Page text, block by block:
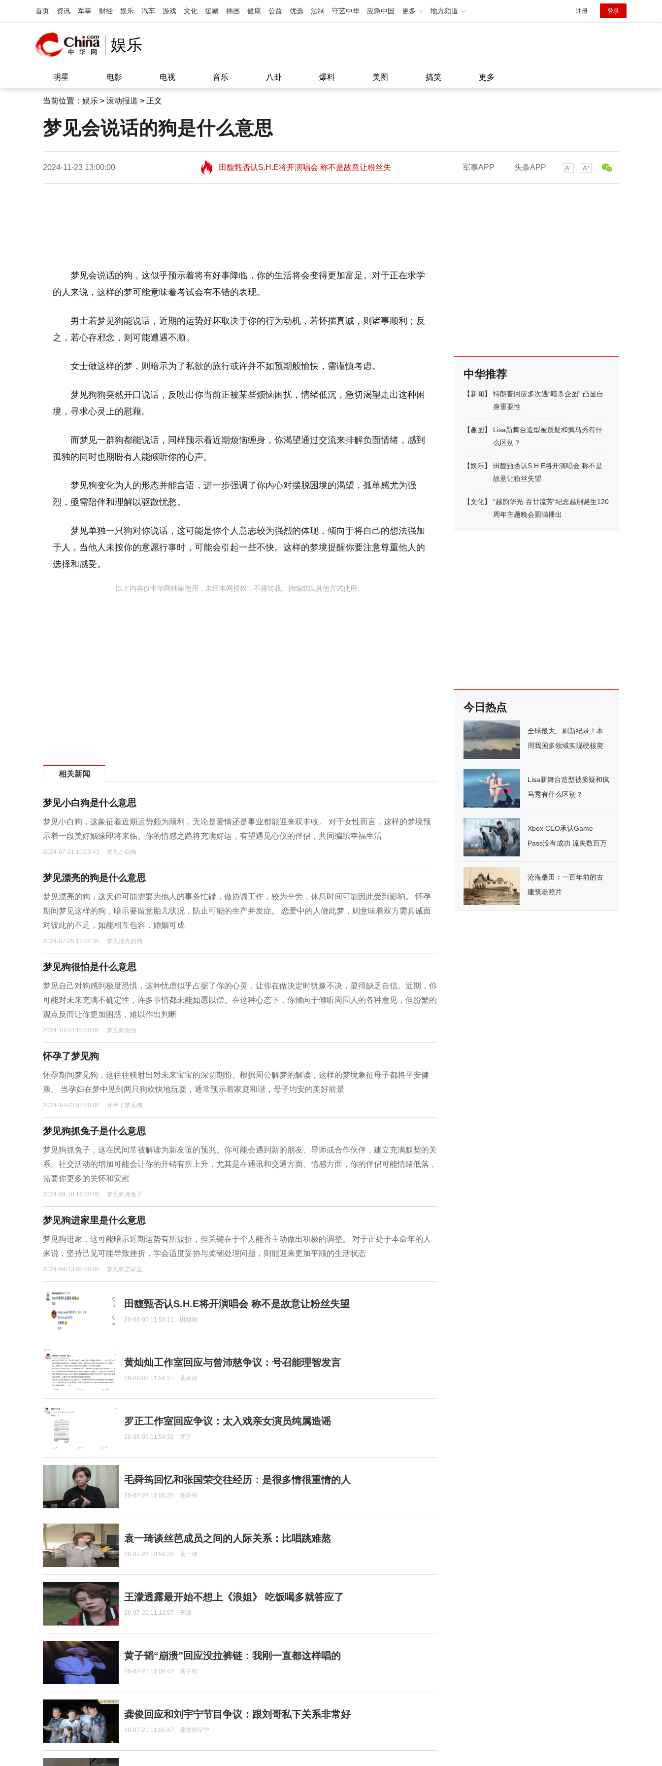
首页 资讯 军事 财经 娱乐 汽车 游戏 文化 援藏 插画 健康 公益 优选 法制 守艺中华 应急中国 更多 地方频道 注册 登录
娱乐
明星 电影 电视 音乐 八卦 爆料 美图 搞笑 更多
当前位置： 娱乐 > 滚动报道 > 正文
梦见会说话的狗是什么意思
2024-11-23 13:00:00
望11:08
田馥甄否认S.H.E将开演唱会 称不是故意让粉丝失
望11:08
军事APP 头条APP
梦见会说话的狗，这似乎预示着将有好事降临，你的生活将会变得更加富足。对于正在求学
的人来说，这样的梦可能意味着考试会有不错的表现。
男士若梦见狗能说话，近期的运势好坏取决于你的行为动机，若怀揣真诚，则诸事顺利；反
之，若心存邪念，则可能遭遇不顺。
女士做这样的梦，则暗示为了私欲的旅行或许并不如预期般愉快，需谨慎考虑。
梦见狗狗突然开口说话，反映出你当前正被某些烦恼困扰，情绪低沉，急切渴望走出这种困
境，寻求心灵上的慰藉。
而梦见一群狗都能说话，同样预示着近期烦恼缠身，你渴望通过交流来排解负面情绪，感到
孤独的同时也期盼有人能倾听你的心声。
梦见狗变化为人的形态并能言语，进一步强调了你内心对摆脱困境的渴望，孤单感尤为强
烈，亟需陪伴和理解以驱散忧愁。
梦见单独一只狗对你说话，这可能是你个人意志较为强烈的体现，倾向于将自己的想法强加
于人，当他人未按你的意愿行事时，可能会引起一些不快。这样的梦境提醒你要注意尊重他人的
选择和感受。
以上内容仅中华网独家使用，未经本网授权，不得转载、摘编或以其他方式使用。
相关新闻
梦见小白狗是什么意思
梦见小白狗，这象征着近期运势颇为顺利，无论是爱情还是事业都能迎来双丰收。 对于女性而言，这样的梦境预
示着一段美好姻缘即将来临。你的情感之路将充满好运，有望遇见心仪的伴侣，共同编织幸福生活
2024-07-21 10:03:43 梦见小白狗
梦见漂亮的狗是什么意思
梦见漂亮的狗，这天你可能需要为他人的事务忙碌，做协调工作，较为辛劳，休息时间可能因此受到影响。 怀孕
期间梦见这样的狗，暗示要留意胎儿状况，防止可能的生产并发症。 恋爱中的人做此梦，则意味着双方需真诚面
对彼此的不足，如能相互包容，婚姻可成
2024-07-25 12:04:05 梦见漂亮的狗
梦见狗很怕是什么意思
梦见自己对狗感到极度恐惧，这种忧虑似乎占据了你的心灵，让你在做决定时犹豫不决，显得缺乏自信。近期，你
可能对未来充满不确定性，许多事情都未能如愿以偿。在这种心态下，你倾向于倾听周围人的各种意见，但纷繁的
观点反而让你更加困惑，难以作出判断
2024-10-24 10:00:00 梦见狗很怕
怀孕了梦见狗
怀孕期间梦见狗，这往往映射出对未来宝宝的深切期盼。根据周公解梦的解读，这样的梦境象征母子都将平安健
康。 当孕妇在梦中见到两只狗欢快地玩耍，通常预示着家庭和谐，母子均安的美好前景
2024-10-03 08:00:00 怀孕了梦见狗
梦见狗抓兔子是什么意思
梦见狗抓兔子，这在民间常被解读为新友谊的预兆。你可能会遇到新的朋友、导师或合作伙伴，建立充满默契的关
系。社交活动的增加可能会让你的开销有所上升，尤其是在通讯和交通方面。情感方面，你的伴侣可能情绪低落，
需要你更多的关怀和安慰
2024-08-18 16:00:00 梦见狗抓兔子
梦见狗进家里是什么意思
梦见狗进家，这可能暗示近期运势有所波折，但关键在于个人能否主动做出积极的调整。 对于正处于本命年的人
来说，坚持己见可能导致挫折，学会适度妥协与柔韧处理问题，则能迎来更加平顺的生活状态
2024-09-13 08:00:00 梦见狗进家里
田馥甄否认S.H.E将开演唱会 称不是故意让粉丝失望
26-08-05 11:58:11 田馥甄
黄灿灿工作室回应与曾沛慈争议：号召能理智发言
26-08-05 11:56:27 黄灿灿
罗正工作室回应争议：太入戏亲女演员纯属造谣
26-08-05 11:54:32 罗正
毛舜筠回忆和张国荣交往经历：是很多情很重情的人
26-07-28 11:00:25 毛舜筠
袁一琦谈丝芭成员之间的人际关系：比唱跳难熬
26-07-28 10:58:28 袁一琦
王濛透露最开始不想上《浪姐》 吃饭喝多就答应了
26-07-21 11:12:57 王濛
黄子韬“崩溃”回应没拉裤链：我刚一直都这样唱的
26-07-21 11:08:42 黄子韬
龚俊回应和刘宇宁节目争议：跟刘哥私下关系非常好
26-07-21 11:05:47 龚俊刘宇宁
中华推荐
【新闻】
特朗普回应多次遇“暗杀企图” 凸显自
身重要性
【趣图 】
Lisa新舞台造型被质疑和疯马秀有什
么区别？
【娱乐】
田馥甄否认S.H.E将开演唱会 称不是
故意让粉丝失望
【文化】
“越韵华光·百廿流芳”纪念越剧诞生120
周年主题晚会圆满播出
今日热点
全球最大、刷新纪录！本
周我国多领域实现硬核突
Lisa新舞台造型被质疑和疯
马秀有什么区别？
Xbox CEO承认Game
Pass没有成功 流失数百万
沧海桑田：一百年前的古
建筑老照片